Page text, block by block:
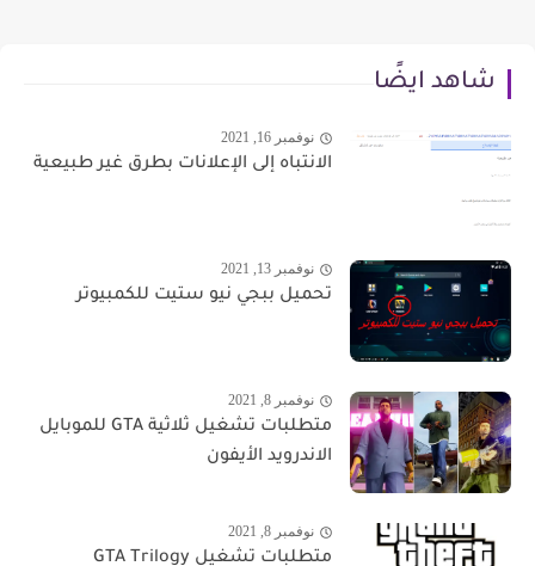
شاهد ايضًا
نوفمبر 16, 2021
الانتباه إلى الإعلانات بطرق غير طبيعية
نوفمبر 13, 2021
تحميل ببجي نيو ستيت للكمبيوتر
نوفمبر 8, 2021
متطلبات تشغيل ثلاثية GTA للموبايل
الاندرويد الأيفون
نوفمبر 8, 2021
متطلبات تشغيل GTA Trilogy